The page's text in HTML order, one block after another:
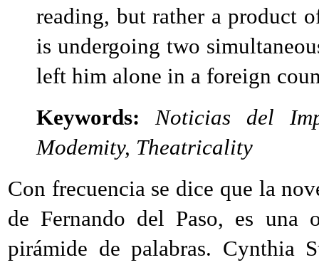
reading, but rather a product
is undergoing two
left him alone in a foreign
Keywords:
Noticias del
Modemity, Theatricality
Con frecuencia se dice que la
de Fernando del Paso, es una
pirámide de palabras. Cynthia